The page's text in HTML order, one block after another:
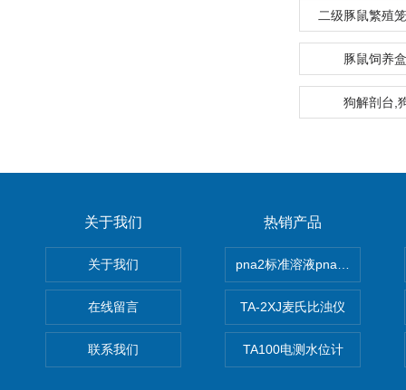
二级豚鼠繁殖
豚鼠饲养
狗解剖台,
关于我们
关于我们
在线留言
联系我们
热销产品
pna2标准溶液pna3 pna4
TA-2XJ麦氏比浊仪
TA100电测水位计